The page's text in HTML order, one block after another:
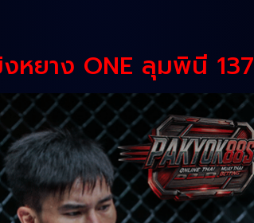
หยาง ONE ลุมพินี 137